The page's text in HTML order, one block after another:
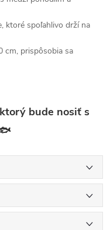
ktoré spoľahlivo drží na
cm, prispôsobia sa
bude nosiť s